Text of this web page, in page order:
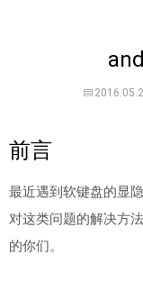
前言
最近遇到软键盘的显
对这类问题的解决方
的你们。